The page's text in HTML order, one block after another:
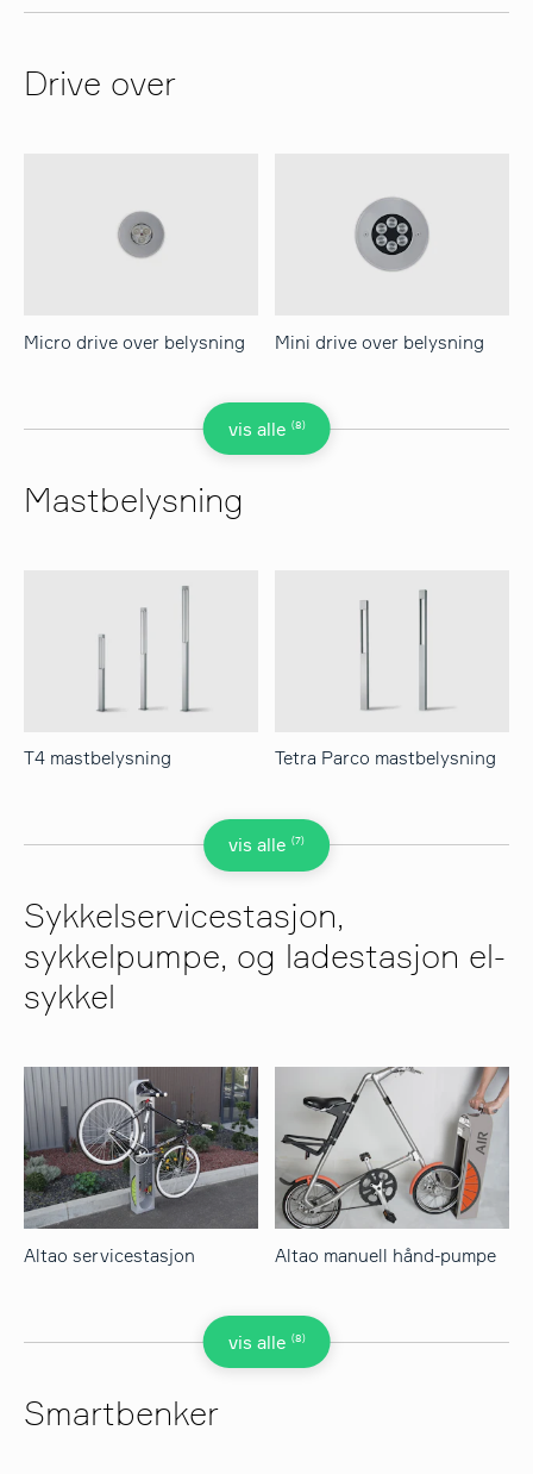
Drive over
vis alle (8)
Micro drive over belysning Mini drive over belysning
Mastbelysning
vis alle (7)
T4 mastbelysning Tetra Parco mastbelysning
Sykkelservicestasjon,
sykkelpumpe, og ladestasjon el-
sykkel
vis alle (8)
Altao servicestasjon Altao manuell hånd-pumpe
Smartbenker